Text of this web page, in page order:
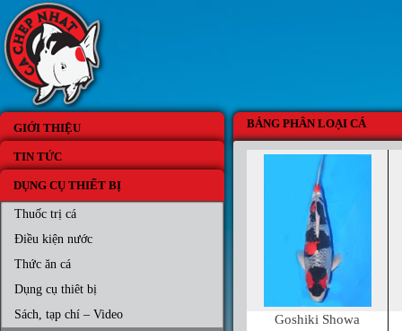
GIỚI THIỆU
TIN TỨC
DỤNG CỤ THIẾT BỊ
Thuốc trị cá
Điều kiện nước
Thức ăn cá
Dụng cụ thiêt bị
Sách, tạp chí – Video
BẢNG PHÂN LOẠI CÁ
Goshiki Showa